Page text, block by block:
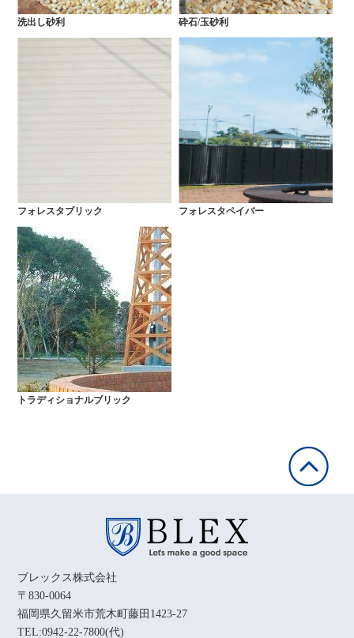
洗出し砂利 砕石/玉砂利
フォレスタブリック フォレスタペイバー
トラディショナルブリック
ブレックス株式会社
〒830-0064
福岡県久留米市荒木町藤田1423-27
TEL:0942-22-7800(代)